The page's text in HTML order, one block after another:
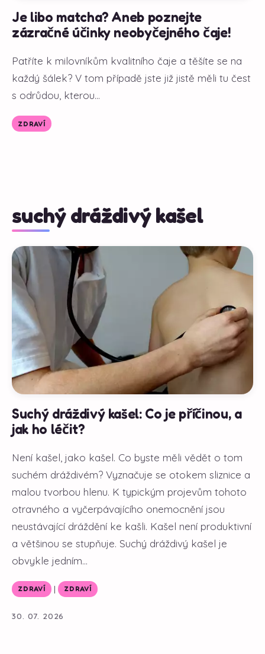
Je libo matcha? Aneb poznejte
zázračné účinky neobyčejného čaje!
Patříte k milovníkům kvalitního čaje a těšíte se na
každý šálek? V tom případě jste již jistě měli tu čest
s odrůdou, kterou...
ZDRAVÍ
suchý dráždivý kašel
Suchý dráždivý kašel: Co je příčinou, a
jak ho léčit?
Není kašel, jako kašel. Co byste měli vědět o tom
suchém dráždivém? Vyznačuje se otokem sliznice a
malou tvorbou hlenu. K typickým projevům tohoto
otravného a vyčerpávajícího onemocnění jsou
neustávající dráždění ke kašli. Kašel není produktivní
a většinou se stupňuje. Suchý dráždivý kašel je
obvykle jedním...
ZDRAVÍ | ZDRAVÍ
30. 07. 2026